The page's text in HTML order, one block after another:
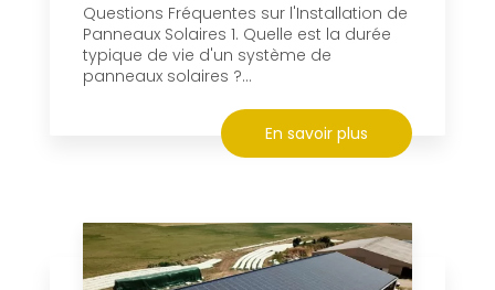
Questions Fréquentes sur l'Installation de
Panneaux Solaires 1. Quelle est la durée
typique de vie d'un système de
panneaux solaires ?...
En savoir plus